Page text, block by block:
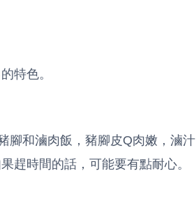
特色。
腳和滷肉飯，豬腳皮Q肉嫩，滷汁
趕時間的話，可能要有點耐心。